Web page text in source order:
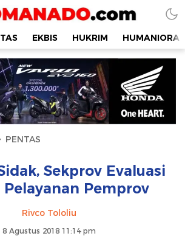
Edukatif
EKBIS HUKRIM HUMANIORA
PENTAS
Sekprov Evaluasi
Pemprov
Rivco Tololiu
8 Agustus 2018 11:14 pm